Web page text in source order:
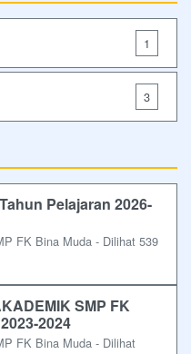
1
3
Pelajaran 2026-
FK Bina Muda - Dilihat 539
SMP FK
2024
FK Bina Muda - Dilihat